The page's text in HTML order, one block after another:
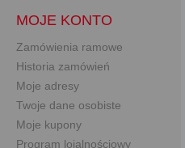
MOJE KONTO
Zamówienia ramowe
Historia zamówień
Moje adresy
Twoje dane osobiste
Moje kupony
Program lojalnościowy